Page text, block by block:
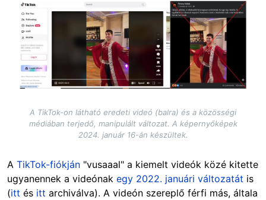
Image
A TikTok-on látható eredeti videó (balra) és a közösségi
médiában terjedő, manipulált változat. A képernyőképek
2024. január 16-án készültek.
A TikTok-fiókján "vusaaal" a kiemelt videók közé kitette
ugyanennek a videónak egy 2022. januári változatát is
(itt és itt archiválva). A videón szereplő férfi más, általa